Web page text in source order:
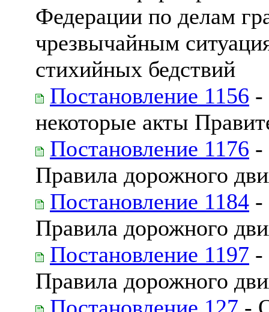
Федерации по делам
чрезвычайным
стихийных бедствий
Постановление 1156 -
некоторые акты
Постановление 1176 -
Правила дорожного
Постановление 1184 -
Правила дорожного
Постановление 1197 -
Правила дорожного